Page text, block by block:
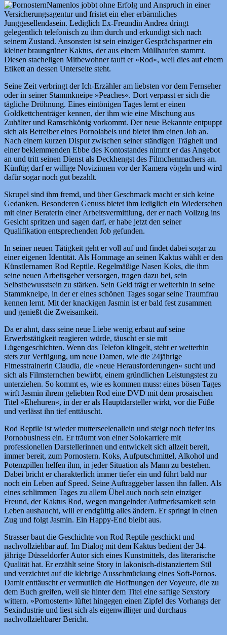
Namenlos jobbt ohne Erfolg und Anspruch in einer
Versicherungsagentur und fristet ein eher erbärmliches
Junggesellendasein. Lediglich Ex-Freundin Andrea dringt
gelegentlich telefonisch zu ihm durch und erkundigt sich nach
seinem Zustand. Ansonsten ist sein einziger Gesprächspartner ein
kleiner braungrüner Kaktus, der aus einem Müllhaufen stammt.
Diesen stacheligen Mitbewohner tauft er »Rod«, weil dies auf einem
Etikett an dessen Unterseite steht.
Seine Zeit verbringt der Ich-Erzähler am liebsten vor dem Fernseher
oder in seiner Stammkneipe »Peaches«. Dort verpasst er sich die
tägliche Dröhnung. Eines eintönigen Tages lernt er einen
Goldkettchenträger kennen, der ihm wie eine Mischung aus
Zuhälter und Ramschkönig vorkommt. Der neue Bekannte entpuppt
sich als Betreiber eines Pornolabels und bietet ihm einen Job an.
Nach einem kurzen Disput zwischen seiner ständigen Trägheit und
einer beklemmenden Ebbe des Kontostandes nimmt er das Angebot
an und tritt seinen Dienst als Deckhengst des Filmchenmachers an.
Künftig darf er willige Novizinnen vor der Kamera vögeln und wird
dafür sogar noch gut bezahlt.
Skrupel sind ihm fremd, und über Geschmack macht er sich keine
Gedanken. Besonderen Genuss bietet ihm lediglich ein Wiedersehen
mit einer Beraterin einer Arbeitsvermittlung, der er nach Vollzug ins
Gesicht spritzen und sagen darf, er habe jetzt den seiner
Qualifikation entsprechenden Job gefunden.
In seiner neuen Tätigkeit geht er voll auf und findet dabei sogar zu
einer eigenen Identität. Als Hommage an seinen Kaktus wählt er den
Künstlernamen Rod Reptile. Regelmäßige Nasen Koks, die ihm
seine neuen Arbeitsgeber versorgen, tragen dazu bei, sein
Selbstbewusstsein zu stärken. Sein Geld trägt er weiterhin in seine
Stammkneipe, in der er eines schönen Tages sogar seine Traumfrau
kennen lernt. Mit der knackigen Jasmin ist er bald fest zusammen
und genießt die Zweisamkeit.
Da er ahnt, dass seine neue Liebe wenig erbaut auf seine
Erwerbstätigkeit reagieren würde, täuscht er sie mit
Lügengeschichten. Wenn das Telefon klingelt, steht er weiterhin
stets zur Verfügung, um neue Damen, wie die 24jährige
Fitnesstrainerin Claudia, die »neue Herausforderungen« sucht und
sich als Filmsternchen bewirbt, einem gründlichen Leistungstest zu
unterziehen. So kommt es, wie es kommen muss: eines bösen Tages
wirft Jasmin ihrem geliebten Rod eine DVD mit dem prosaischen
Titel »Ehehuren«, in der er als Hauptdarsteller wirkt, vor die Füße
und verlässt ihn tief enttäuscht.
Rod Reptile ist wieder mutterseelenallein und steigt noch tiefer ins
Pornobusiness ein. Er träumt von einer Solokarriere mit
professionellen Darstellerinnen und entwickelt sich allzeit bereit,
immer bereit, zum Pornostern. Koks, Aufputschmittel, Alkohol und
Potenzpillen helfen ihm, in jeder Situation als Mann zu bestehen.
Dabei bricht er charakterlich immer tiefer ein und führt bald nur
noch ein Leben auf Speed. Seine Auftraggeber lassen ihn fallen. Als
eines schlimmen Tages zu allem Übel auch noch sein einziger
Freund, der Kaktus Rod, wegen mangelnder Aufmerksamkeit sein
Leben aushaucht, will er endgültig alles ändern. Er springt in einen
Zug und folgt Jasmin. Ein Happy-End bleibt aus.
Strasser baut die Geschichte von Rod Reptile geschickt und
nachvollziehbar auf. Im Dialog mit dem Kaktus bedient der 34-
jährige Düsseldorfer Autor sich eines Kunstmittels, das literarische
Qualität hat. Er erzählt seine Story in lakonisch-distanziertem Stil
und verzichtet auf die klebrige Ausschmückung eines Soft-Pornos.
Damit enttäuscht er vermutlich die Hoffnungen der Voyeure, die zu
dem Buch greifen, weil sie hinter dem Titel eine saftige Sexstory
wittern. »Pornostern« lüftet hingegen einen Zipfel des Vorhangs der
Sexindustrie und liest sich als eigenwilliger und durchaus
nachvollziehbarer Bericht.